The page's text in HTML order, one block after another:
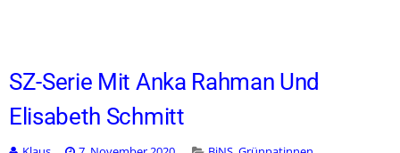
SZ-Serie Mit Anka Rahman Und
Elisabeth Schmitt